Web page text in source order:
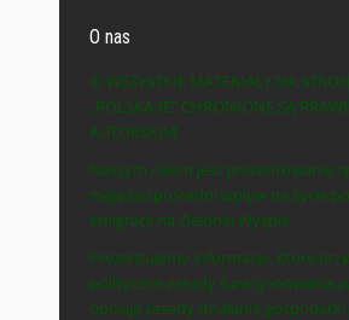
O nas
© WSZYSTKIE MATERIAŁY NA
„POLSKA-IE” CHRONIONE SĄ
AUTORSKIM.
Naszym celem jest prezentowanie
mają bezpośredni wpływ na życie
emigracji na Zielonej Wyspie.
Prezentujemy informacje, które
polityczne zasady funkcjonowania
opisują zasady działania